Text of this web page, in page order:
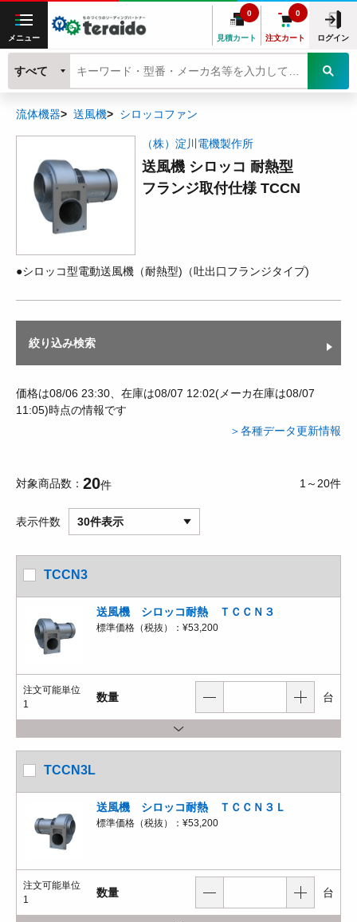
メニュー 見積カート
0
注文カート
0
ログイン
すべて
流体機器 送風機 シロッコファン
（株）淀川電機製作所
送風機 シロッコ 耐熱型
フランジ取付仕様 TCCN
●シロッコ型電動送風機（耐熱型)（吐出口フランジタイプ)
絞り込み検索
価格は08/06 23:30、在庫は08/07 12:02(メーカ在庫は08/07
11:05)時点の情報です
＞各種データ更新情報
対象商品数 20件 1～20件
表示件数 30件表示
TCCN3
送風機 シロッコ耐熱 ＴＣＣＮ３
標準価格（税抜）： ¥53,200
注文可能単位
1
数量 台
TCCN3L
送風機 シロッコ耐熱 ＴＣＣＮ３Ｌ
標準価格（税抜）： ¥53,200
注文可能単位
1
数量 台